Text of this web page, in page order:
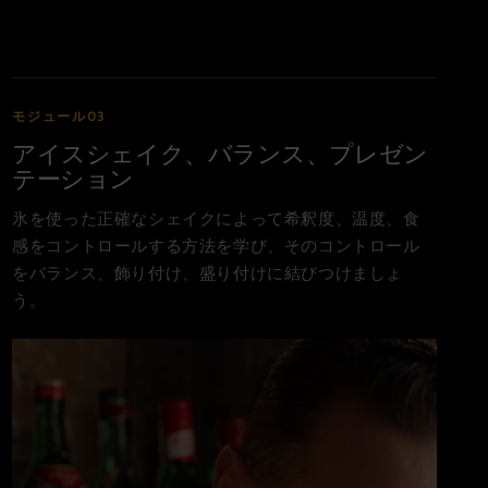
モジュール03
アイスシェイク、バランス、プレゼン
テーション
氷を使った正確なシェイクによって希釈度、温度、食
感をコントロールする方法を学び、そのコントロール
をバランス、飾り付け、盛り付けに結びつけましょ
う。